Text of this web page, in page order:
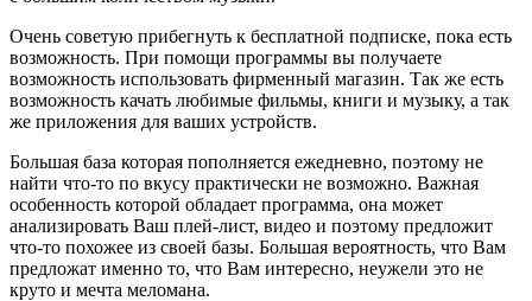
Очень советую прибегнуть к бесплатной подписке, пока есть
возможность. При помощи программы вы получаете
возможность использовать фирменный магазин. Так же есть
возможность качать любимые фильмы, книги и музыку, а так
же приложения для ваших устройств.
Большая база которая пополняется ежедневно, поэтому не
найти что-то по вкусу практически не возможно. Важная
особенность которой обладает программа, она может
анализировать Ваш плей-лист, видео и поэтому предложит
что-то похожее из своей базы. Большая вероятность, что Вам
предложат именно то, что Вам интересно, неужели это не
круто и мечта меломана.